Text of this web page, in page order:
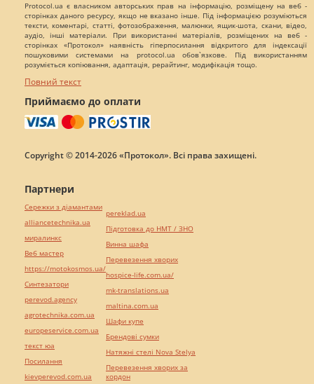
Protocol.ua є власником авторських прав на інформацію, розміщену на веб -
сторінках даного ресурсу, якщо не вказано інше. Під інформацією розуміються
тексти, коментарі, статті, фотозображення, малюнки, ящик-шота, скани, відео,
аудіо, інші матеріали. При використанні матеріалів, розміщених на веб -
сторінках «Протокол» наявність гіперпосилання відкритого для індексації
пошуковими системами на protocol.ua обов`язкове. Під використанням
розуміється копіювання, адаптація, рерайтинг, модифікація тощо.
Повний текст
Приймаємо до оплати
Copyright © 2014-2026 «Протокол». Всі права захищені.
Партнери
Сережки з діамантами
alliancetechnika.ua
миралинкс
Веб мастер
https://motokosmos.ua/
Синтезатори
perevod.agency
agrotechnika.com.ua
europeservice.com.ua
текст юа
Посилання
kievperevod.com.ua
pereklad.ua
Підготовка до НМТ / ЗНО
Винна шафа
Перевезення хворих
hospice-life.com.ua/
mk-translations.ua
maltina.com.ua
Шафи купе
Брендові сумки
Натяжні стелі Nova Stelya
Перевезення хворих за
кордон